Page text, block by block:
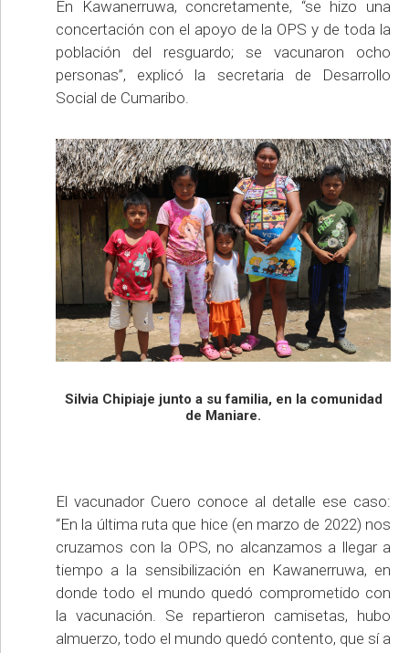
En Kawanerruwa, concretamente, “se hizo una
concertación con el apoyo de la OPS y de toda la
población del resguardo; se vacunaron ocho
personas”, explicó la secretaria de Desarrollo
Social de Cumaribo.
Silvia Chipiaje junto a su familia, en la comunidad
de Maniare.
El vacunador Cuero conoce al detalle ese caso:
“En la última ruta que hice (en marzo de 2022) nos
cruzamos con la OPS, no alcanzamos a llegar a
tiempo a la sensibilización en Kawanerruwa, en
donde todo el mundo quedó comprometido con
la vacunación. Se repartieron camisetas, hubo
almuerzo, todo el mundo quedó contento, que sí a